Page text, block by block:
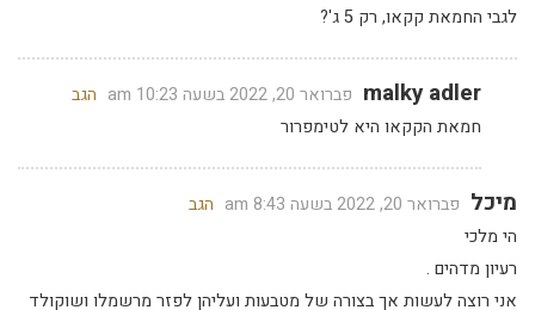
לגבי החמאת קקאו, רק 5 ג'?
malky adler פברואר 20, 2022 בשעה 10:23 am
הגב
חמאת הקקאו היא לטימפרור
מיכל פברואר 20, 2022 בשעה 8:43 am
הגב
הי מלכי
רעיון מדהים .
אני רוצה לעשות אך בצורה של מטבעות ועליהן לפזר מרשמלו ושוקולד